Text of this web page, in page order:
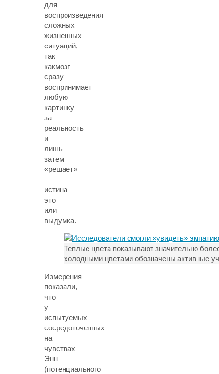
для
воспроизведения
сложных
жизненных
ситуаций,
так
какмозг
сразу
воспринимает
любую
картинку
за
реальность
и
лишь
затем
«решает»
–
истина
это
или
выдумка.
Теплые цвета показывают значительно
холодными цветами обозначены активные
Измерения
показали,
что
у
испытуемых,
сосредоточенных
на
чувствах
Энн
(потенциального